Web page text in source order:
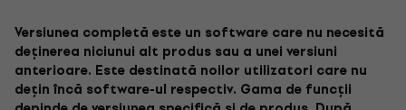
Versiunea completă este un software care nu necesită
deținerea niciunui alt produs sau a unei versiuni
anterioare. Este destinată noilor utilizatori care nu
dețin încă software-ul respectiv. Gama de funcții